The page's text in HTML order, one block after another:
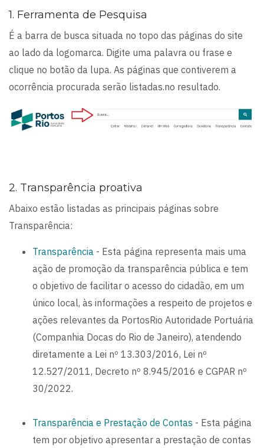
1. Ferramenta de Pesquisa
É a barra de busca situada no topo das páginas do site
ao lado da logomarca. Digite uma palavra ou frase e
clique no botão da lupa. As páginas que contiverem a
ocorrência procurada serão listadas.no resultado.
2. Transparência proativa
Abaixo estão listadas as principais páginas sobre
Transparência:
Transparência - Esta página representa mais uma
ação de promoção da transparência pública e tem
o objetivo de facilitar o acesso do cidadão, em um
único local, às informações a respeito de projetos e
ações relevantes da PortosRio Autoridade Portuária
(Companhia Docas do Rio de Janeiro), atendendo
diretamente a Lei nº 13.303/2016, Lei nº
12.527/2011, Decreto nº 8.945/2016 e CGPAR nº
30/2022.
Transparência e Prestação de Contas - Esta página
tem por objetivo apresentar a prestação de contas